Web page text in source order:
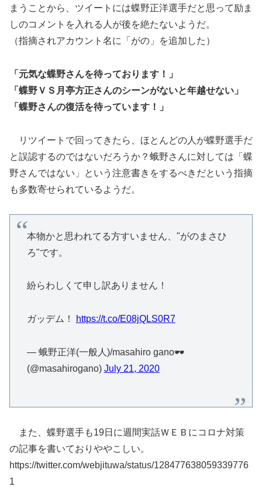
まうことから、ツイートには蝶野正洋選手だと思って励ま
しのコメントを入れる人が後を絶たないようだ。
（指摘されアカウント名に「がの」を追加した）
「元気な蝶野さんを待っております！」
「蝶野ＶＳ月亭方正さんのシーンがないと年越せない」
「蝶野さんの復活を待っています！」
リツイートで回ってきたら、ほとんどの人が蝶野選手だ
と誤認するのではないだろうか？蛾野さんに対しては「蝶
野さんではない」という注意書きをするべきだという指摘
も多数寄せられているようだ。
本物かと思われてる方すいません、"がのまさひ
ろ"です。
紛らわしくて申し訳ありません！
ガッデム！ https://t.co/E08jQLS0R7
— 蛾野正洋(一般人)/masahiro gano🕶
(@masahirogano) July 21, 2020
また、蝶野選手も19日に週間実話ＷＥＢにコロナ対策
の記事を書いておりややこしい。
https://twitter.com/webjituwa/status/128477638059339776
1